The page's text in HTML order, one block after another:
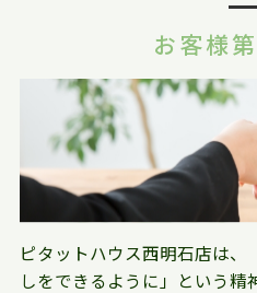
お客様
ピタットハウス西明石店は、
しをできるように」という精